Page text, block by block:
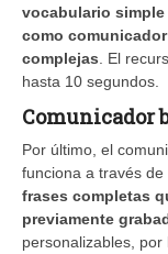
vocabulario
como
complejas . El
hasta 10 segundos.
Comunicador
Por último, el
funciona a través
frases completas
previamente
personalizables,